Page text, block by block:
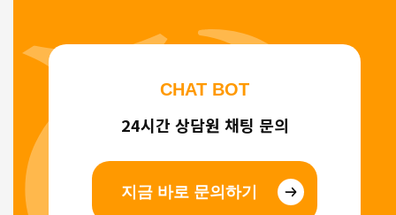
CHAT BOT
24시간 상담원 채팅 문의
지금 바로 문의하기